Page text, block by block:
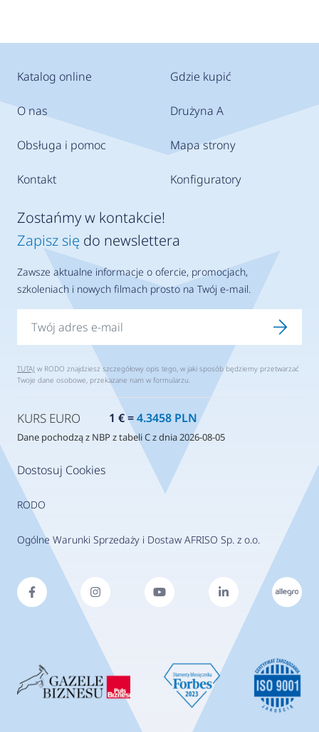
Katalog online
O nas
Obsługa i pomoc
Kontakt
Gdzie kupić
Drużyna A
Mapa strony
Konfiguratory
Dostosuj Cookies
RODO
Ogólne Warunki Sprzedaży i Dostaw AFRISO Sp. z o.o.
Zostańmy w kontakcie!
Zapisz się do newslettera
Zawsze aktualne informacje o ofercie, promocjach,
szkoleniach i nowych filmach prosto na Twój e-mail.
TUTAJ w RODO znajdziesz szczegółowy opis tego, w jaki sposób będziemy przetwarzać
Twoje dane osobowe, przekazane nam w formularzu.
KURS EURO 1 € =4.3458 PLN
Dane pochodzą z NBP z tabeli C z dnia 2026-08-05